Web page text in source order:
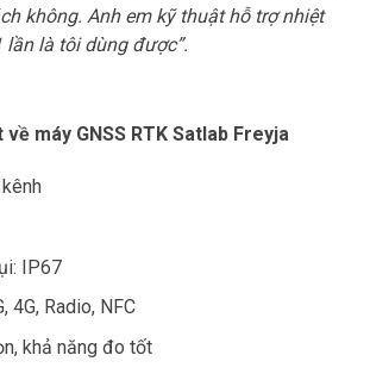
không. Anh em kỹ thuật hỗ trợ nhiệt
lần là tôi dùng được”.
máy GNSS RTK Satlab Freyja
IP67
4G, Radio, NFC
khả năng đo tốt